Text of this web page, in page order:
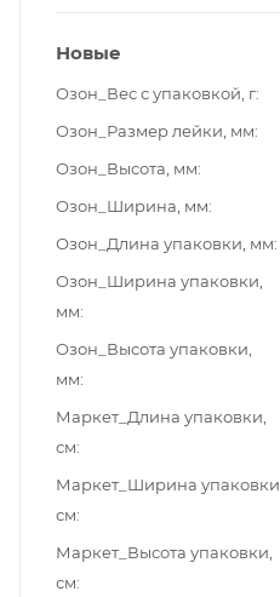
Новые
Озон_Вес с упаковкой, г
Озон_Размер лейки, мм
Озон_Высота, мм
Озон_Ширина, мм
Озон_Длина упаковки, мм
Озон_Ширина упаковки,
мм
Озон_Высота упаковки,
мм
Маркет_Длина упаковки,
см
Маркет_Ширина упаковки,
см
Маркет_Высота упаковки,
см